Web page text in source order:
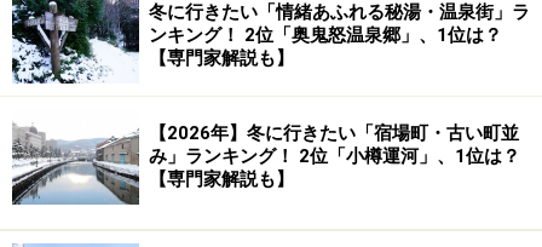
5つの美しいアーチが連なる錦帯橋の歴史
山口県下で一番大きな川、錦川にかかる錦帯橋（2022年6月
撮影）
錦帯橋（Googleマップ）は、山口県の東部、岩国市の錦
冬に行きたい「情緒あふれる秘湯・温泉街」ラ
ンキング！ 2位「奥鬼怒温泉郷」、1位は？
【専門家解説も】
【2026年】冬に行きたい「宿場町・古い町並
み」ランキング！ 2位「小樽運河」、1位は？
【専門家解説も】